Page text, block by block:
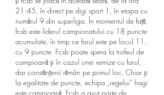
21:45, în direct pe digi sport 1, în etapa cu
numărul 9 din superliga. În momentul de față,
fcsb este liderul campionatului cu 18 puncte
acumulate, în timp ce farul este pe locul 11,
cu 9 puncte. Fcsb poate spera la trofeul de
campioană şi în cazul unei remize cu farul,
dar constănţenii rămân pe primul loc. Chiar şi
la egalitate de puncte, echipa „regelui” hagi
este campioană. Fcsb a avut parte de